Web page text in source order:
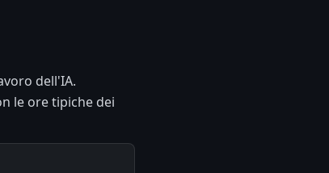
dell'IA.
le ore tipiche dei